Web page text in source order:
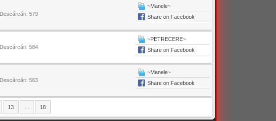
Descărcări: 579
~Manele~
Share on Facebook
Descărcări: 584
~PETRECERE~
Share on Facebook
Descărcări: 563
~Manele~
Share on Facebook
13 18